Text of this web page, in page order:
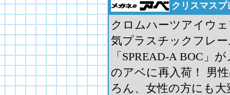
クリスマス
クロムハーツアイウ
気プラスチックフレ
「SPREAD-A BOC」
のアベに再入荷！ 男
ろん、女性の方にも大